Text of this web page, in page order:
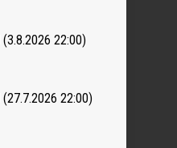
22:00)
22:00)